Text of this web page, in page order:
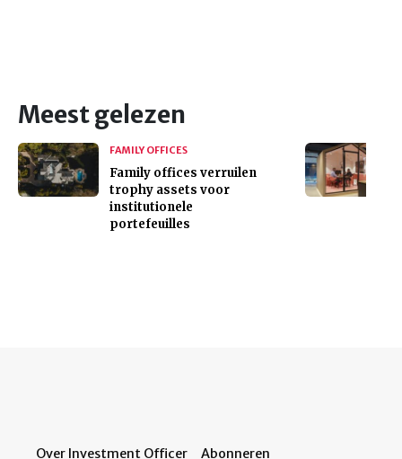
Meest gelezen
FAMILY OFFICES
Family offices verruilen
trophy assets voor
institutionele
portefeuilles
Over Investment Officer Abonneren